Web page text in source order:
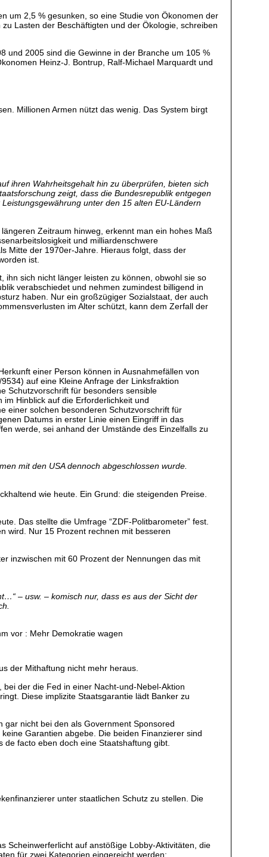
um 2,5 % gesunken, so eine Studie von Ökonomen der
Lasten der Beschäftigten und der Ökologie, schreiben
und 2005 sind die Gewinne in der Branche um 105 %
Heinz-J. Bontrup, Ralf-Michael Marquardt und
Millionen Armen nützt das wenig. Das System birgt
ihren Wahrheitsgehalt hin zu überprüfen, bieten sich
zeigt, dass die Bundesrepublik entgegen
unter den 15 alten EU-Ländern
Zeitraum hinweg, erkennt man ein hohes Maß
und milliardenschwere
Mitte der 1970er-Jahre. Hieraus folgt, dass der
ist.
ihn sich nicht länger leisten zu können, obwohl sie so
verabschiedet und nehmen zumindest billigend in
haben. Nur ein großzügiger Sozialstaat, der auch
im Alter schützt, kann dem Zerfall der
einer Person können in Ausnahmefällen von
auf eine Kleine Anfrage der Linksfraktion
Schutzvorschrift für besonders sensible
Hinblick auf die Erforderlichkeit und
einer solchen besonderen Schutzvorschrift für
Datums in erster Linie einen Eingriff in das
werde, sei anhand der Umstände des Einzelfalls zu
mit den USA dennoch abgeschlossen wurde.
wie heute. Ein Grund: die steigenden Preise.
Das stellte die Umfrage “ZDF-Politbarometer” fest.
wird. Nur 15 Prozent rechnen mit besseren
inzwischen mit 60 Prozent der Nennungen das mit
– usw. – komisch nur, dass es aus der Sicht der
vor : Mehr Demokratie wagen
der Mithaftung nicht mehr heraus.
der die Fed in einer Nacht-und-Nebel-Aktion
Diese implizite Staatsgarantie lädt Banker zu
nicht bei den als Government Sponsored
Garantien abgebe. Die beiden Finanzierer sind
facto eben doch eine Staatshaftung gibt.
unter staatlichen Schutz zu stellen. Die
Scheinwerferlicht auf anstößige Lobby-Aktivitäten, die
für zwei Kategorien eingereicht werden: